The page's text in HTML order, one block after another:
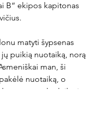
B“ ekipos kapitonas
matyti šypsenas
puikią nuotaiką, norą
man, ši
nuotaiką, o
buvo geras, kad tikrai